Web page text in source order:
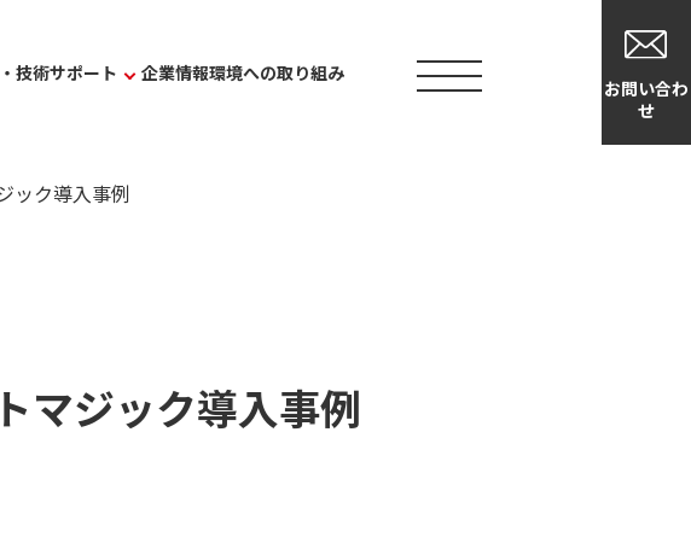
技術サポート 企業情報環境への取り組み
お問い合わ
せ
ック導入事例
マジック導入事例